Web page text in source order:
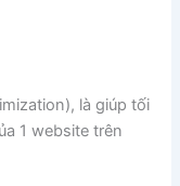
là giúp tối
1 website trên